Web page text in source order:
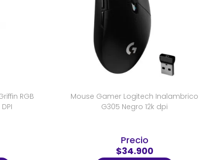
RGB
Mouse Gamer Logitech Inalambrico
G305 Negro 12k dpi
Precio
$34.900